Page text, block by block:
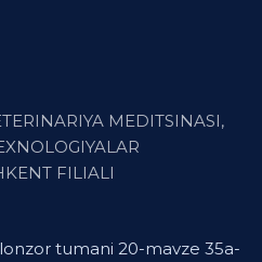
MEDITSINASI,
FILIALI
tumani 20-mavze 35a-